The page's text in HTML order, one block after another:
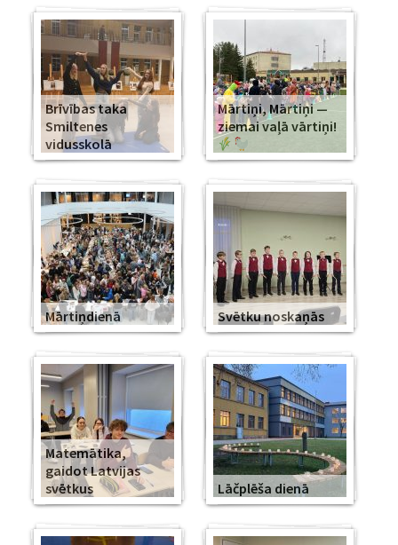
Brīvības taka
Smiltenes
vidusskolā
Mārtiņi, Mārtiņi —
ziemai vaļā vārtiņi!
Mārtiņdienā Svētku noskaņās
Matemātika,
gaidot Latvijas
svētkus
Lāčplēša dienā